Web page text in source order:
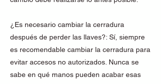
¿Es necesario cambiar la cerradura
después de perder las llaves?: Sí, siempre
es recomendable cambiar la cerradura para
evitar accesos no autorizados. Nunca se
sabe en qué manos pueden acabar esas